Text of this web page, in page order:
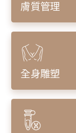
膚質管理
全身雕塑